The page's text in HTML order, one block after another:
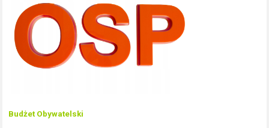
Budżet Obywatelski